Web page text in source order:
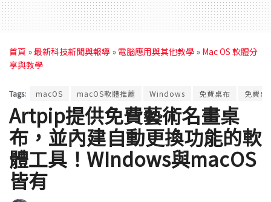
首頁 »最新科技新聞與報導 » 電腦應用與其他教學 » Mac OS 軟體分
享與教學
Tags: macOS macOS軟體推薦 Windows 免費桌布 免費桌
Artpip提供免費藝術名畫桌
布，並內建自動更換功能的軟
體工具！WIndows與macOS
皆有